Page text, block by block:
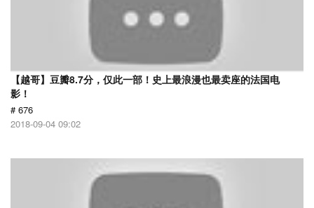
【越哥】豆瓣8.7分，仅此一部！史上最浪漫也最卖座的法国电
影！
# 676
2018-09-04 09:02